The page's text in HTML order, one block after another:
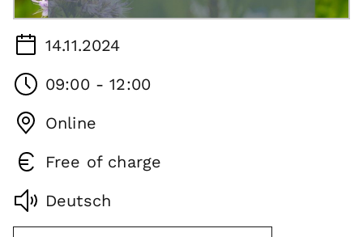
14.11.2024
09:00 - 12:00
Online
Free of charge
Deutsch